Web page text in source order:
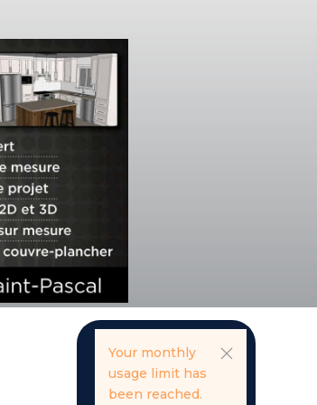
Your monthly
usage limit has
been reached.